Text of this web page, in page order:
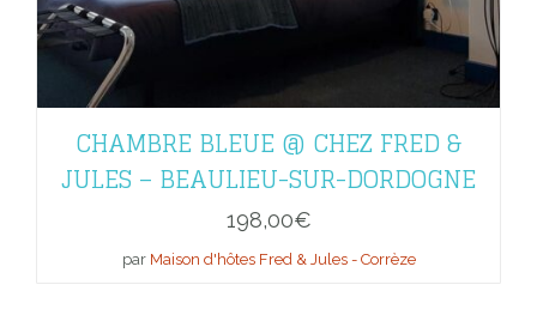
CHAMBRE BLEUE @ CHEZ FRED &
JULES – BEAULIEU-SUR-DORDOGNE
198,00€
par Maison d'hôtes Fred & Jules - Corrèze